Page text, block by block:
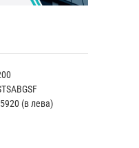
(в лева)